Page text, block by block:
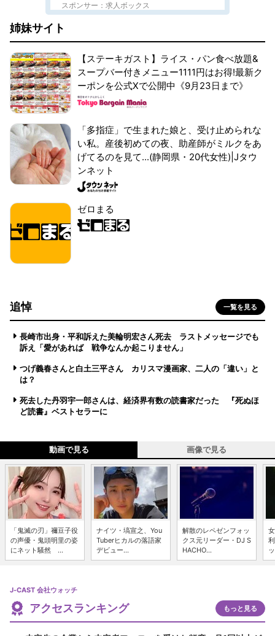
スポンサー：求人ボックス
姉妹サイト
【ステーキガスト】ライス・パン食べ放題&
スープバー付きメニュー1111円はお得!最新ク
ーポンを公式Xで公開中《9月23日まで》
「多指症」で生まれた娘と、受け止められな
い私。産後初めての夜、助産師がミルクをあ
げてるのを見て...(静岡県・20代女性)|Jタウ
ンネット
ゼロまる
追悼 一覧を見る
長崎市出身・平和訴えた美輪明宏さん死去 ラストメッセージでも
訴え「愛があれば 戦争なんか起こりません」
つげ義春さんと白土三平さん カリスマ漫画家、二人の「違い」と
は？
死去した丹羽宇一郎さんは、経済界有数の読書家だった 『死ぬほ
ど読書』ベストセラーに
動画で見る 画像で見る
「鬼滅の刃」禰豆子役
の声優・鬼頭明里の姿
にネット騒然 ...
ナイツ・塙宣之、You
Tuberヒカルの落語家
デビュー...
解散のレペゼンフォッ
クス元リーダー・DJ S
HACHO...
J-CAST 会社ウォッチ
アクセスランキング もっと見る